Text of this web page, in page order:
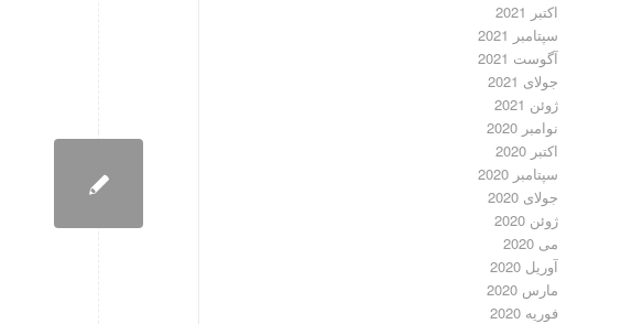
اکتبر 2021
سپتامبر 2021
آگوست 2021
جولای 2021
ژوئن 2021
نوامبر 2020
اکتبر 2020
سپتامبر 2020
جولای 2020
ژوئن 2020
می 2020
آوریل 2020
مارس 2020
فوریه 2020